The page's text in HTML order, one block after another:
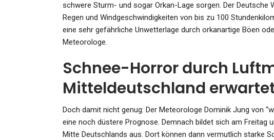
schwere Sturm- und sogar Orkan-Lage sorgen. Der
Regen und Windgeschwindigkeiten von bis zu 100
eine sehr gefährliche Unwetterlage durch orkanartige Böen
Meteorologe.
Schnee-Horror durch
Mitteldeutschland
Doch damit nicht genug: Der Meteorologe Dominik Jung von
eine noch düstere Prognose. Demnach bildet sich am Freitag
Mitte Deutschlands aus. Dort können dann vermutlich starke